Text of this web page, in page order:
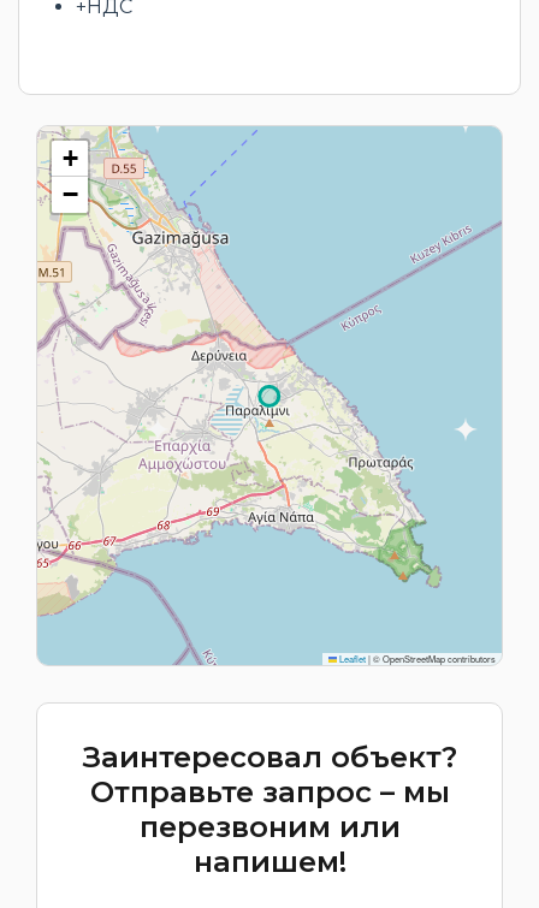
+НДС
+
−
Leaflet|© OpenStreetMap contributors
Заинтересовал объект?
Отправьте запрос – мы
перезвоним или
напишем!